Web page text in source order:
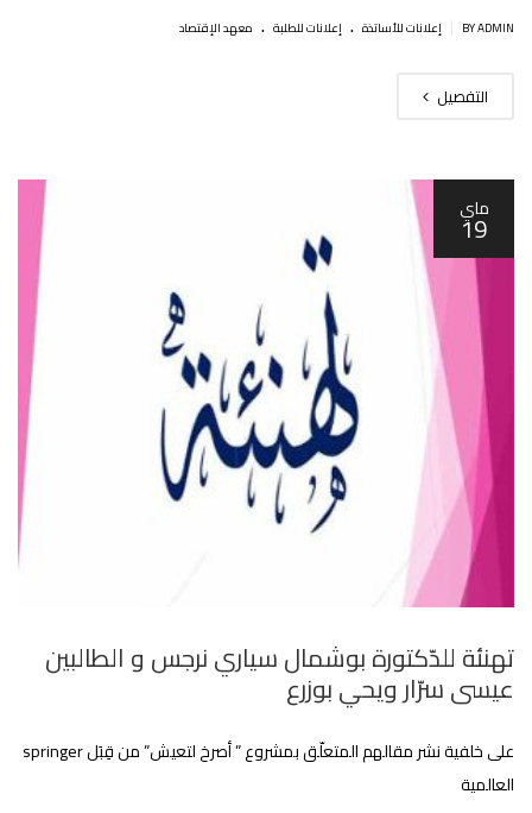
BY ADMIN إعلانات للأساتذة . إعلانات للطلبة . معهد الإقتصاد
التفصيل
ماي
19
تهنئة للدّكتورة بوشمال سياري نرجس و الطالبين
عيسى سرّار ويحي بوزرع
على خلفية نشر مقالهم المتعلّق بمشروع ” أصرخ لتعيش” من قِبَل springer
العالمية